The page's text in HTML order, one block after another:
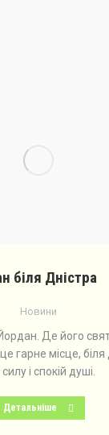
біля Дністра
Новини
Де його
гарне місце, біля
і спокій душі.
Детальніше